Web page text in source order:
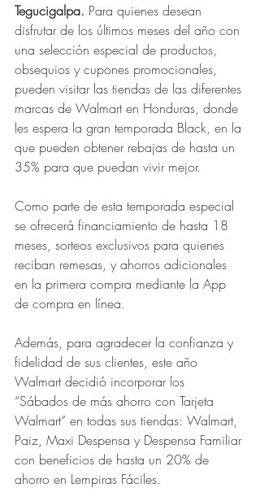
Tegucigalpa. Para quienes desean
disfrutar de los últimos meses del año con
una selección especial de productos,
obsequios y cupones promocionales,
pueden visitar las tiendas de las diferentes
marcas de Walmart en Honduras, donde
les espera la gran temporada Black, en la
que pueden obtener rebajas de hasta un
35% para que puedan vivir mejor.
Como parte de esta temporada especial
se ofrecerá financiamiento de hasta 18
meses, sorteos exclusivos para quienes
reciban remesas, y ahorros adicionales
en la primera compra mediante la App
de compra en línea.
Además, para agradecer la confianza y
fidelidad de sus clientes, este año
Walmart decidió incorporar los
“Sábados de más ahorro con Tarjeta
Walmart” en todas sus tiendas: Walmart,
Paiz, Maxi Despensa y Despensa Familiar
con beneficios de hasta un 20% de
ahorro en Lempiras Fáciles.